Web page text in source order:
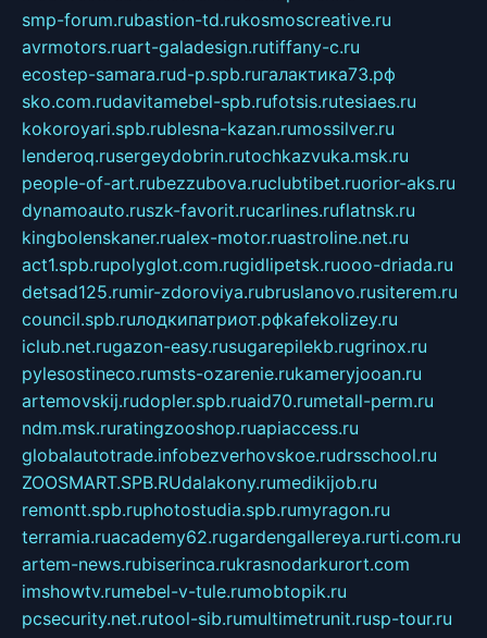
smp-forum.rubastion-td.rukosmoscreative.ru
avrmotors.ruart-galadesign.rutiffany-c.ru
ecostep-samara.rud-p.spb.ruгалактика73.рф
sko.com.rudavitamebel-spb.rufotsis.rutesiaes.ru
kokoroyari.spb.rublesna-kazan.rumossilver.ru
lenderoq.rusergeydobrin.rutochkazvuka.msk.ru
people-of-art.rubezzubova.ruclubtibet.ruorior-aks.ru
dynamoauto.ruszk-favorit.rucarlines.ruflatnsk.ru
kingbolenskaner.rualex-motor.ruastroline.net.ru
act1.spb.rupolyglot.com.rugidlipetsk.ruooo-driada.ru
detsad125.rumir-zdoroviya.rubruslanovo.rusiterem.ru
council.spb.ruлодкипатриот.рфkafekolizey.ru
iclub.net.rugazon-easy.rusugarepilekb.rugrinox.ru
pylesostineco.rumsts-ozarenie.rukameryjooan.ru
artemovskij.rudopler.spb.ruaid70.rumetall-perm.ru
ndm.msk.ruratingzooshop.ruapiaccess.ru
globalautotrade.infobezverhovskoe.rudrsschool.ru
ZOOSMART.SPB.RUdalakony.rumedikijob.ru
remontt.spb.ruphotostudia.spb.rumyragon.ru
terramia.ruacademy62.rugardengallereya.rurti.com.ru
artem-news.rubiserinca.rukrasnodarkurort.com
imshowtv.rumebel-v-tule.rumobtopik.ru
pcsecurity.net.rutool-sib.rumultimetrunit.rusp-tour.ru